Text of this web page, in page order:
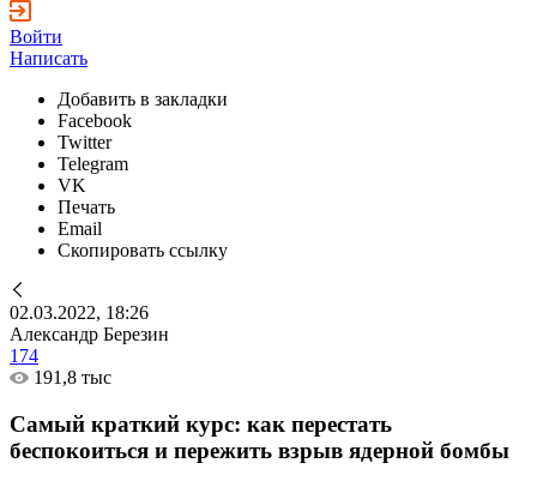
Войти
Написать
Добавить в закладки
Facebook
Twitter
Telegram
VK
Печать
Email
Скопировать ссылку
02.03.2022, 18:26
Александр Березин
174
191,8 тыс
Самый краткий курс: как перестать
беспокоиться и пережить взрыв ядерной бомбы